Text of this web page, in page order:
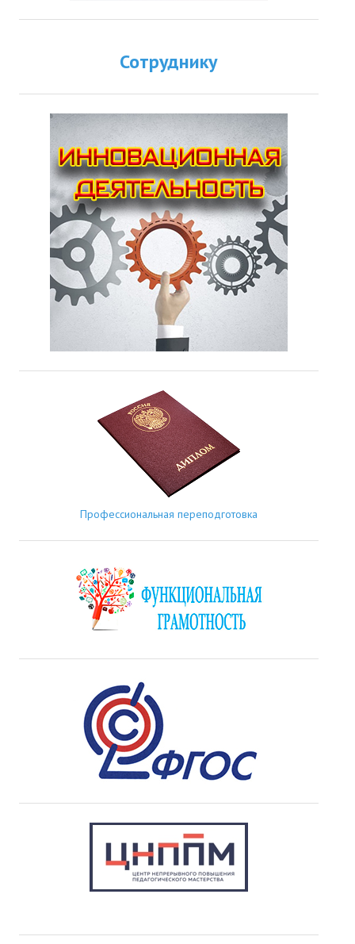
Сотруднику
Профессиональная переподготовка